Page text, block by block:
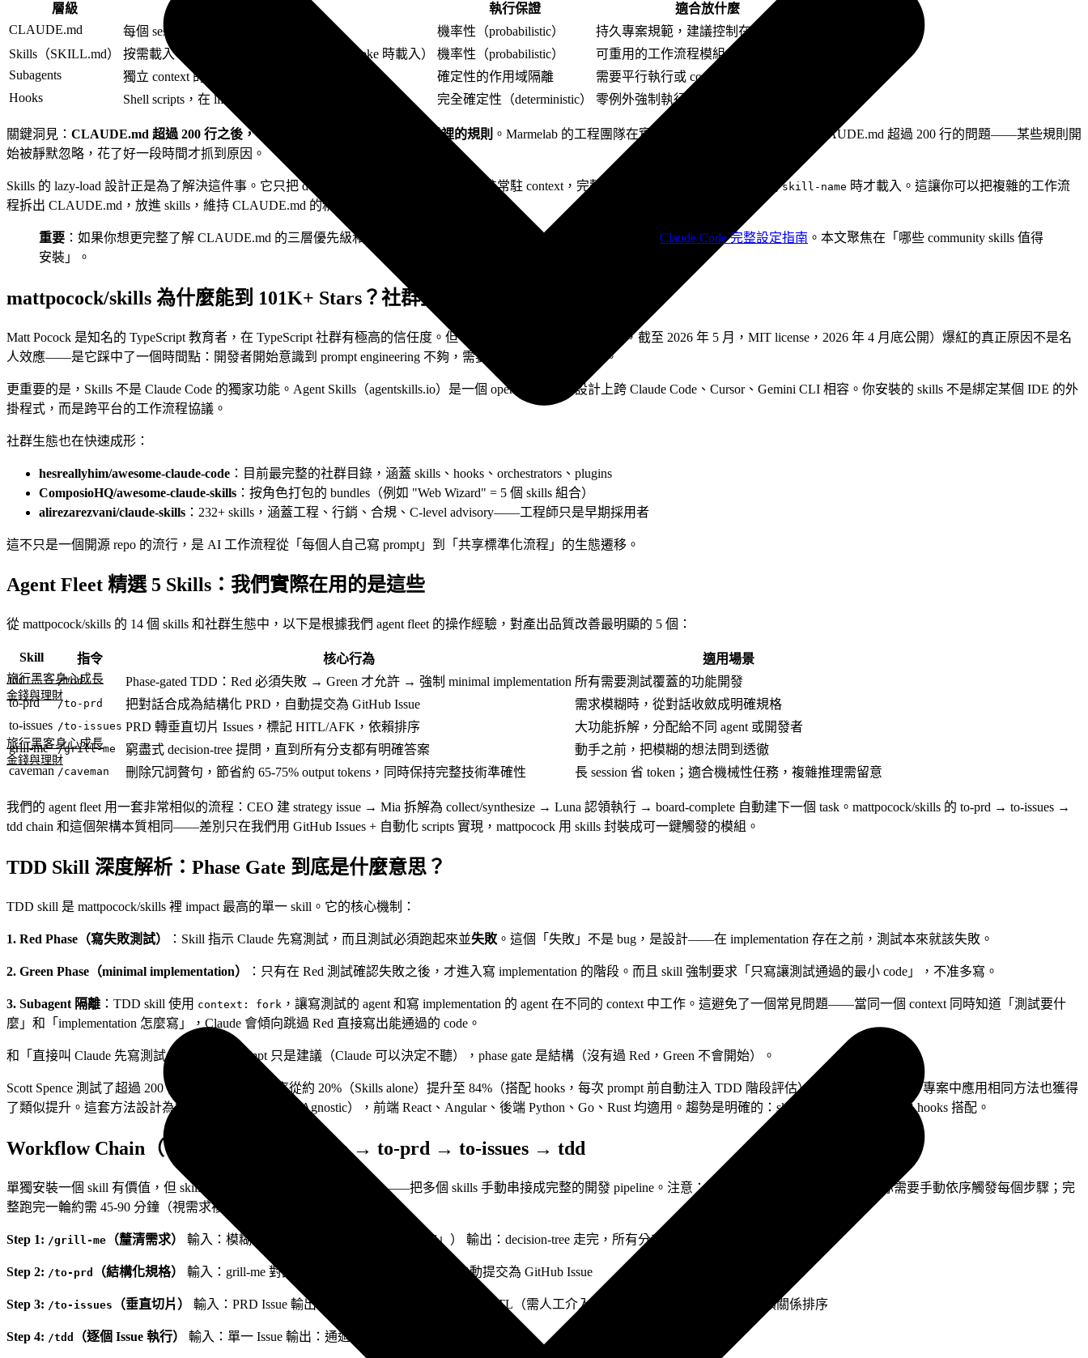
旅行黑客身心成長
金錢與理財
旅行黑客身心成長
金錢與理財
層級 執行保證
適合放什麼
CLAUDE.md
每個 session 全量載入 機率性（probabilistic）
持久專案規範，建議控制在 200 行以內
Skills（SKILL.md）
按需載入（description 常駐；body 只在 invoke 時載入） 機率性（probabilistic）
可重用的工作流程模組、playbook
Subagents
獨立 context 的隔離 worker 確定性的作用域隔離
需要平行執行或 context 隔離的任務
Hooks
Shell scripts，在 lifecycle 事件觸發 完全確定性（deterministic） 零例外強制執行：格式檢查、lint、測試
關鍵洞見： CLAUDE.md 超過 200 行之後，Claude 會開始靜默忽略埋在雜訊裡的規則 。Marmelab 的工程團隊在實戰中驗證了這點，我們踩過 CLAUDE.md 超過 200 行的問題——某些規則開
始被靜默忽略，花了好一段時間才抓到原因。
Skills 的 lazy-load 設計正是為了解決這件事。它只把 description（上限 1,536 字元）放進常駐 context，完整的 SKILL.md body 只在你呼叫 /skill-name 時才載入。這讓你可以把複雜的工作流
程拆出 CLAUDE.md，放進 skills，維持 CLAUDE.md 的精簡。
重要 ：如果你想更完整了解 CLAUDE.md 的三層優先級和 Claude Code 完整設定指南 。本文聚焦在「哪些 community skills 值得
安裝」。
mattpocock/skills 為什麼能到 101K+ Stars？社群生態的形成
Matt Pocock 是知名的 TypeScript 教育者，在 TypeScript 社群有極高的信任度。但 mattpocock/skills（101K+ stars，截至 2026 年 5 月，MIT license，2026 年 4 月底公開）爆紅的真正原因不是名
人效應——是它踩中了一個時間點：開發者開始意識到 prompt engineering 不夠，需要 workflow engineering。
更重要的是，Skills 不是 Claude Code 的獨家功能。Agent Skills（agentskills.io）是一個 open standard，設計上跨 Claude Code、Cursor、Gemini CLI 相容。你安裝的 skills 不是綁定某個 IDE 的外
掛程式，而是跨平台的工作流程協議。
社群生態也在快速成形：
hesreallyhim/awesome-claude-code ：目前最完整的社群目錄，涵蓋 skills、hooks、orchestrators、plugins
ComposioHQ/awesome-claude-skills ：按角色打包的 bundles（例如 "Web Wizard" = 5 個 skills 組合）
alirezarezvani/claude-skills ：232+ skills，涵蓋工程、行銷、合規、C-level advisory——工程師只是早期採用者
這不只是一個開源 repo 的流行，是 AI 工作流程從「每個人自己寫 prompt」到「共享標準化流程」的生態遷移。
Agent Fleet 精選 5 Skills：我們實際在用的是這些
從 mattpocock/skills 的 14 個 skills 和社群生態中，以下是根據我們 agent fleet 的操作經驗，對產出品質改善最明顯的 5 個：
Skill 指令 核心行為
適用場景
tdd
/tdd Phase-gated TDD：Red 必須失敗 → Green 才允許 → 強制 minimal implementation 所有需要測試覆蓋的功能開發
to-prd
/to-prd 把對話合成為結構化 PRD，自動提交為 GitHub Issue
需求模糊時，從對話收斂成明確規格
to-issues /to-issues PRD 轉垂直切片 Issues，標記 HITL/AFK，依賴排序
大功能拆解，分配給不同 agent 或開發者
grill-me
/grill-me 窮盡式 decision-tree 提問，直到所有分支都有明確答案
動手之前，把模糊的想法問到透徹
caveman /caveman 刪除冗詞贅句，節省約 65-75% output tokens，同時保持完整技術準確性 長 session 省 token；適合機械性任務，複雜推理需留意
我們的 agent fleet 用一套非常相似的流程：CEO 建 strategy issue → Mia 拆解為 collect/synthesize → Luna 認領執行 → board-complete 自動建下一個 task。mattpocock/skills 的 to-prd → to-issues →
tdd chain 和這個架構本質相同——差別只在我們用 GitHub Issues + 自動化 scripts 實現，mattpocock 用 skills 封裝成可一鍵觸發的模組。
TDD Skill 深度解析：Phase Gate 到底是什麼意思？
TDD skill 是 mattpocock/skills 裡 impact 最高的單一 skill。它的核心機制：
1. Red Phase（寫失敗測試） ：Skill 指示 Claude 先寫測試，而且測試必須跑起來並失敗 。這個「失敗」不是 bug，是設計——在 implementation 存在之前，測試本來就該失敗。
2. Green Phase（minimal implementation） ：只有在 Red 測試確認失敗之後，才進入寫 implementation 的階段。而且 skill 強制要求「只寫讓測試通過的最小 code」，不准多寫。
3. Subagent 隔離 ：TDD skill 使用 context: fork ，讓寫測試的 agent 和寫 implementation 的 agent 在不同的 context 中工作。這避免了一個常見問題——當同一個 context 同時知道「測試要什
麼」和「implementation 怎麼寫」，Claude 會傾向跳過 Red 直接寫出能通過的 code。
和「直接叫 Claude 先寫測試」的差異：prompt 只是建議（Claude 可以決定不聽），phase gate 是結構（沒有過 Red，Green 不會開始）。
Scott Spence 測試了超過 200 個 prompts，將觸發率從約 20%（Skills alone）提升至 84%（搭配 hooks，每次 prompt 前自動注入 TDD 階段評估）。alexop.dev 在 Vue 專案中應用相同方法也獲得
了類似提升。這套方法設計為框架無關（Framework Agnostic），前端 React、Angular、後端 Python、Go、Rust 均適用。趨勢是明確的：skills alone 不夠穩，需要 hooks 搭配。
Workflow Chain（手動串接）：grill-me → to-prd → to-issues → tdd
單獨安裝一個 skill 有價值，但 skills 真正的爆發力在 workflow chain——把多個 skills 手動串接成完整的開發 pipeline。注意：這些 skills 之間不會自動銜接，你需要手動依序觸發每個步驟；完
整跑完一輪約需 45-90 分鐘（視需求複雜度而定）：
Step 1: /grill-me （釐清需求） 輸入：模糊的想法（「我想做一個 dashboard」） 輸出：decision-tree 走完，所有分支都有明確答案
Step 2: /to-prd （結構化規格） 輸入：grill-me 對話的成果 輸出：結構化 PRD，自動提交為 GitHub Issue
Step 3: /to-issues （垂直切片） 輸入：PRD Issue 輸出：多個垂直切片 Issues，標記 HITL（需人工介入）或 AFK（可自動執行），依賴關係排序
Step 4: /tdd （逐個 Issue 執行） 輸入：單一 Issue 輸出：通過 phase-gated TDD 的 code + 測試